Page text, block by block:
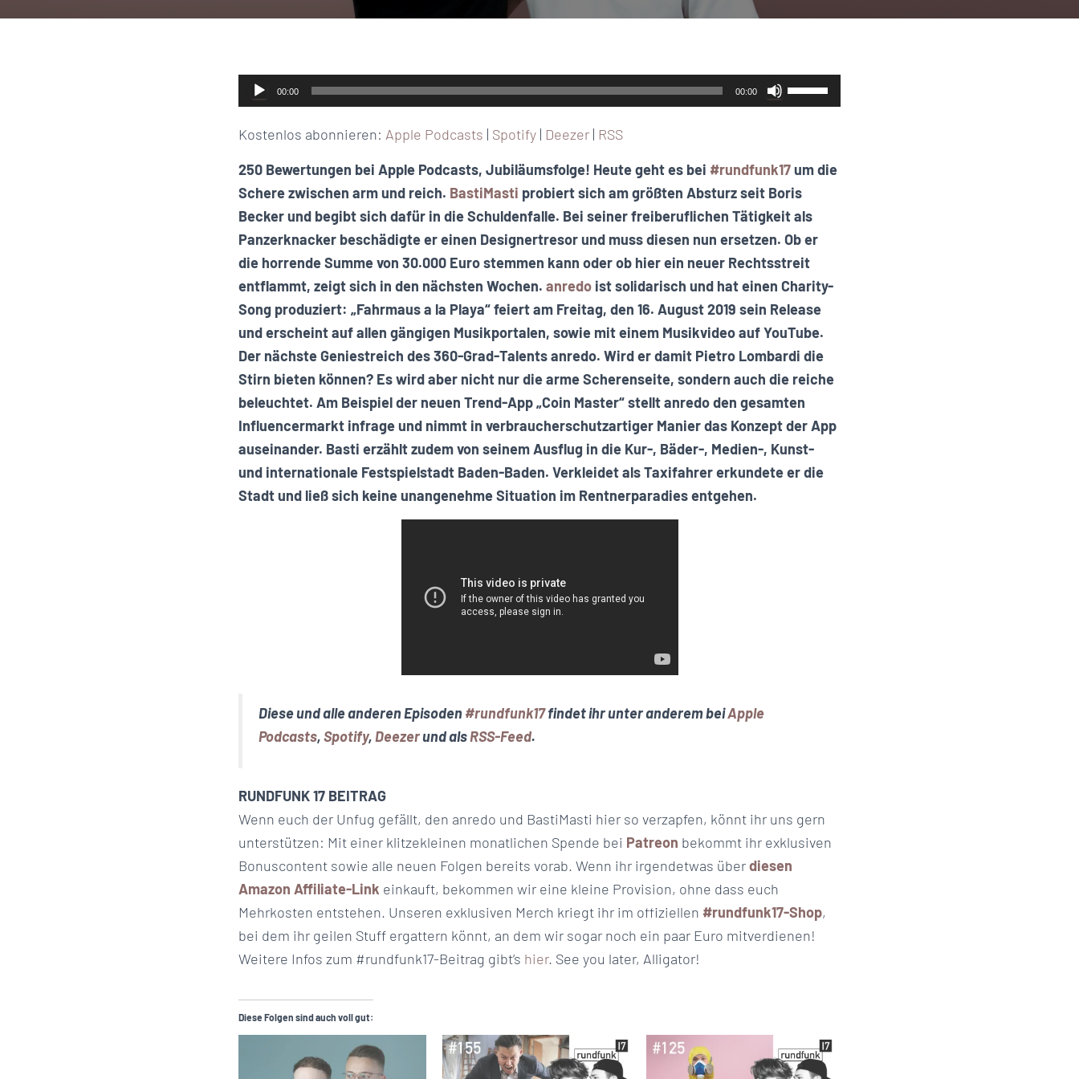
Audio-
Player
00:00 00:00
Pfeiltasten
Hoch/Runter
die
Lautstärke
zu
regeln.
Kostenlos abonnieren: Apple Podcasts | Spotify | Deezer | RSS
250 Bewertungen bei Apple Podcasts, Jubiläumsfolge! Heute geht es bei #rundfunk17um die
Schere zwischen arm und reich. BastiMasti probiert sich am größten Absturz seit Boris
Becker und begibt sich dafür in die Schuldenfalle. Bei seiner freiberuflichen Tätigkeit als
Panzerknacker beschädigte er einen Designertresor und muss diesen nun ersetzen. Ob er
die horrende Summe von 30.000 Euro stemmen kann oder ob hier ein neuer Rechtsstreit
entflammt, zeigt sich in den nächsten Wochen. anredo ist solidarisch und hat einen Charity-
Song produziert: „Fahrmaus a la Playa“ feiert am Freitag, den 16. August 2019 sein Release
und erscheint auf allen gängigen Musikportalen, sowie mit einem Musikvideo auf YouTube.
Der nächste Geniestreich des 360-Grad-Talents anredo. Wird er damit Pietro Lombardi die
Stirn bieten können? Es wird aber nicht nur die arme Scherenseite, sondern auch die reiche
beleuchtet. Am Beispiel der neuen Trend-App „Coin Master“ stellt anredo den gesamten
Influencermarkt infrage und nimmt in verbraucherschutzartiger Manier das Konzept der App
auseinander. Basti erzählt zudem von seinem Ausflug in die Kur-, Bäder-, Medien-, Kunst-
und internationale Festspielstadt Baden-Baden. Verkleidet als Taxifahrer erkundete er die
Stadt und ließ sich keine unangenehme Situation im Rentnerparadies entgehen.
Diese und alle anderen Episoden #rundfunk17findet ihr unter anderem beiApple
Podcasts,Spotify, Deezerund alsRSS-Feed.
RUNDFUNK 17 BEITRAG
Wenn euch der Unfug gefällt, den anredo und BastiMasti hier so verzapfen, könnt ihr uns gern
unterstützen: Mit einer klitzekleinen monatlichen Spende bei Patreon bekommt ihr exklusiven
Bonuscontent sowie alle neuen Folgen bereits vorab. Wenn ihr irgendetwas überdiesen
Amazon Affiliate-Link einkauft, bekommen wir eine kleine Provision, ohne dass euch
Mehrkosten entstehen. Unseren exklusiven Merch kriegt ihr im offiziellen #rundfunk17-Shop,
bei dem ihr geilen Stuff ergattern könnt, an dem wir sogar noch ein paar Euro mitverdienen!
Weitere Infos zum #rundfunk17-Beitrag gibt’s hier. See you later, Alligator!
Diese Folgen sind auch voll gut: